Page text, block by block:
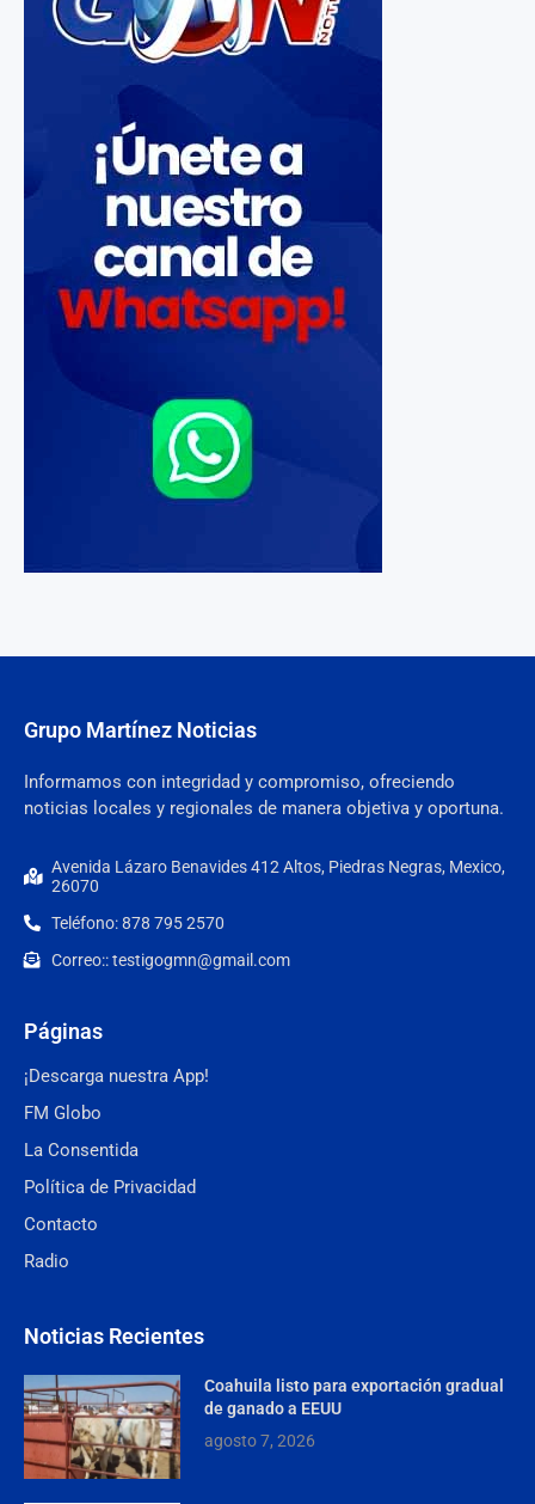
Grupo Martínez Noticias
Informamos con integridad y compromiso, ofreciendo
noticias locales y regionales de manera objetiva y oportuna.
Avenida Lázaro Benavides 412 Altos, Piedras Negras, Mexico,
26070
Teléfono: 878 795 2570
Correo:: testigogmn@gmail.com
Páginas
¡Descarga nuestra App!
FM Globo
La Consentida
Política de Privacidad
Contacto
Radio
Noticias Recientes
Coahuila listo para exportación gradual
de ganado a EEUU
agosto 7, 2026